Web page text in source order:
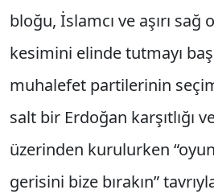
bloğu, İslamcı ve aşırı sağ
kesimini elinde tutmayı
muhalefet partilerinin
salt bir Erdoğan karşıtlığı
üzerinden kurulurken
gerisini bize bırakın”